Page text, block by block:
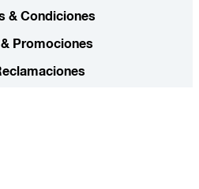
& Condiciones
Promociones